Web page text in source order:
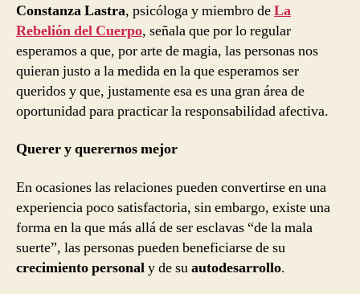
Constanza Lastra, psicóloga y miembro deLa
Rebelión del Cuerpo, señala que por lo regular
esperamos a que, por arte de magia, las personas nos
quieran justo a la medida en la que esperamos ser
queridos y que, justamente esa es una gran área de
oportunidad para practicar la responsabilidad afectiva.
Querer y querernos mejor
En ocasiones las relaciones pueden convertirse en una
experiencia poco satisfactoria, sin embargo, existe una
forma en la que más allá de ser esclavas “de la mala
suerte”, las personas pueden beneficiarse de su
crecimiento personaly de suautodesarrollo.